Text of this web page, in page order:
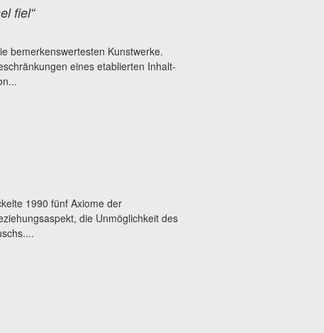
fiel“
bemerkenswertesten Kunstwerke.
eines etablierten Inhalt-
1990 fünf Axiome der
die Unmöglichkeit des